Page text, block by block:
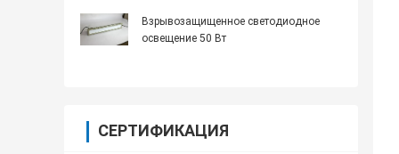
алюминиевым сплавом
Взрывозащищенное светодиодное
освещение 50 Вт
СЕРТИФИКАЦИЯ